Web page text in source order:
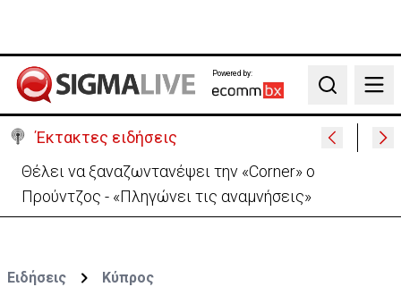
Powered by:
Search
Έκτακτες ειδήσεις
Χειροπέδες σε μοναχό για απόπειρα φόνου-
Μαχαίρωσε στο λαιμό 53χρονο
Ειδήσεις Κύπρος